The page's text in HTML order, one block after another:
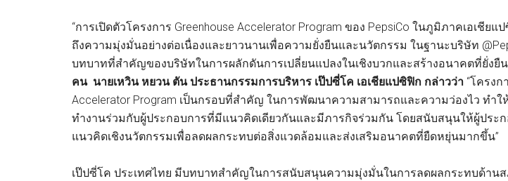
“การเปิดตัวโครงการ Greenhouse Accelerator Program ของ PepsiCo ในภูมิภาคเอเชีย
ถึงความมุ่งมั่นอย่างต่อเนื่องและยาวนานเพื่อความยั่งยืนและนวัตกรรม ในฐานะบริษัท
บทบาทที่สำคัญของบริษัทในการผลักดันการเปลี่ยนแปลงในเชิงบวกและสร้างอนาคตที่ยั่ง
คน นายเหวิน หยวน ตัน ประธานกรรมการบริหาร เป๊ปซี่โค เอเชียแปซิฟิก กล่าวว่า “โครงก
Accelerator Program เป็นกรอบที่สำคัญ ในการพัฒนาความสามารถและความว่องไว ทำใ
ทำงานร่วมกับผู้ประกอบการที่มีแนวคิดเดียวกันและมีภารกิจร่วมกัน โดยสนับสนุนให้ผู้ประ
แนวคิดเชิงนวัตกรรมเพื่อลดผลกระทบต่อสิ่งแวดล้อมและส่งเสริมอนาคตที่ยืดหยุ่นมากขึ้น”
เป๊ปซี่โค ประเทศไทย มีบทบาทสำคัญในการสนับสนุนความมุ่งมั่นในการลดผลกระทบด้าน